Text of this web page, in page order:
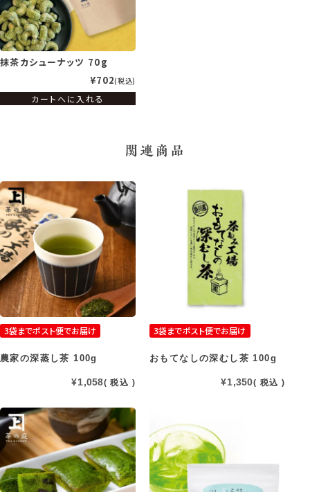
抹茶カシューナッツ 70g
¥702 税込
カートへに入れる
関連商品
農家の深蒸し茶 100g
3袋までポスト便でお届け
¥1,058 税込
おもてなしの深むし茶 100g
3袋までポスト便でお届け
¥1,350 税込